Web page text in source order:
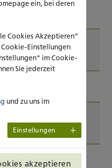
in
Terminologie in
Wendungen in der
Integration im
ein, bei deren
Cookies Akzeptieren”
Einstellungen
im Cookie-
Sie jederzeit
und zu uns im
Einstellungen
akzeptieren